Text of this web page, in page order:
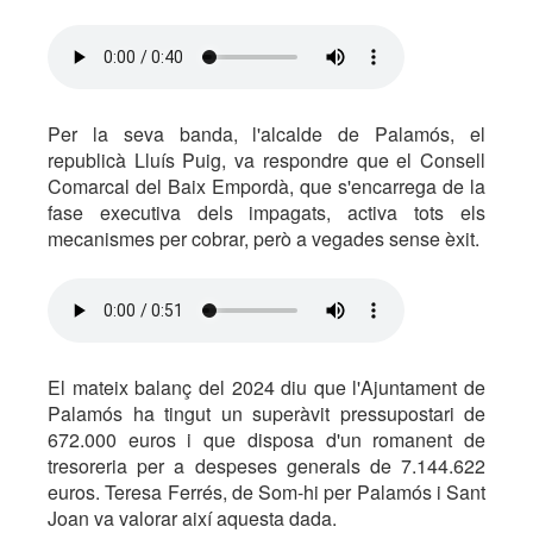
Per la seva banda, l'alcalde de Palamós, el
republicà Lluís Puig, va respondre que el Consell
Comarcal del Baix Empordà, que s'encarrega de la
fase executiva dels impagats, activa tots els
mecanismes per cobrar, però a vegades sense èxit.
El mateix balanç del 2024 diu que l'Ajuntament de
Palamós ha tingut un superàvit pressupostari de
672.000 euros i que disposa d'un romanent de
tresoreria per a despeses generals de 7.144.622
euros. Teresa Ferrés, de Som-hi per Palamós i Sant
Joan va valorar així aquesta dada.